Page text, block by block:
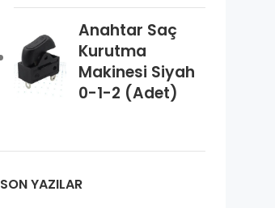
Embraco
Embraco
Embraco
Anahtar Saç
Kurutma
Makinesi Siyah
0-1-2 (Adet)
SON YAZILAR